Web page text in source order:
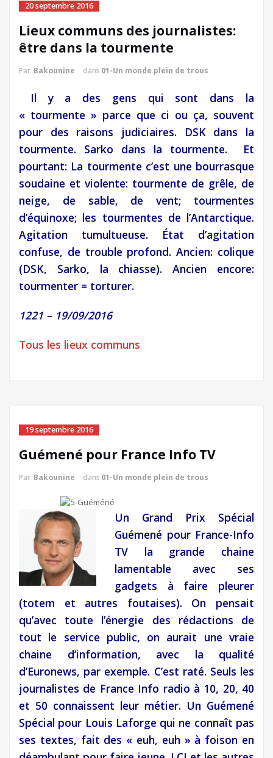
20 septembre 2016
Lieux communs des journalistes:
être dans la tourmente
Par Bakounine dans 01-Un monde plein de trous
Il y a des gens qui sont dans la
« tourmente » parce que ci ou ça, souvent
pour des raisons judiciaires. DSK dans la
tourmente. Sarko dans la tourmente. Et
pourtant: La tourmente c’est une bourrasque
soudaine et violente: tourmente de grêle, de
neige, de sable, de vent; tourmentes
d’équinoxe; les tourmentes de l’Antarctique.
Agitation tumultueuse. État d’agitation
confuse, de trouble profond. Ancien: colique
(DSK, Sarko, la chiasse). Ancien encore:
tourmenter = torturer.
1221 – 19/09/2016
Tous les lieux communs
19 septembre 2016
Guémené pour France Info TV
Par Bakounine dans 01-Un monde plein de trous
Un Grand Prix Spécial
Guémené pour France-Info
TV la grande chaine
lamentable avec ses
gadgets à faire pleurer
(totem et autres foutaises). On pensait
qu’avec toute l’énergie des rédactions de
tout le service public, on aurait une vraie
chaine d’information, avec la qualité
d’Euronews, par exemple. C’est raté. Seuls les
journalistes de France Info radio à 10, 20, 40
et 50 connaissent leur métier. Un Guémené
Spécial pour Louis Laforge qui ne connaît pas
ses textes, fait des « euh, euh » à foison en